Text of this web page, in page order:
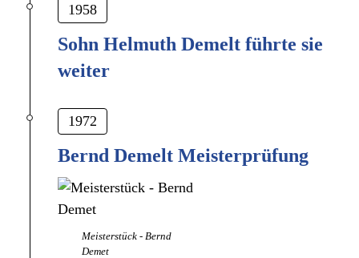
1958
Sohn Helmuth Demelt führte sie
weiter
1972
Bernd Demelt Meisterprüfung
Meisterstück - Bernd
Demet